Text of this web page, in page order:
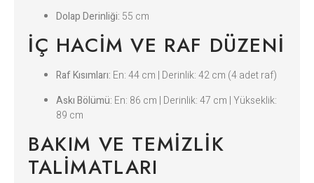
Dolap Derinliği: 55 cm
İÇ HACIM VE RAF DÜZENI
Raf Kısımları: En: 44 cm | Derinlik: 42 cm (4 adet raf)
Askı Bölümü: En: 86 cm | Derinlik: 47 cm | Yükseklik:
89 cm
BAKIM VE TEMIZLIK
TALIMATLARI